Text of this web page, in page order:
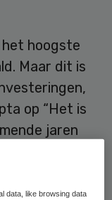
het hoogste
Maar dit is
op “Het is
jaren
data, like browsing data